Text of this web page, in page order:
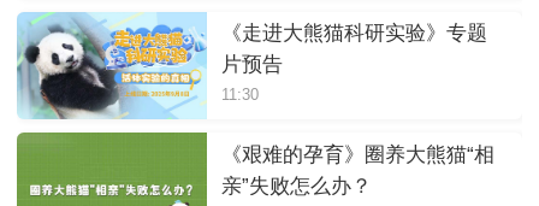
《走进大熊猫科研实验》专题
片预告
11:30
《艰难的孕育》圈养大熊猫“相
亲”失败怎么办？